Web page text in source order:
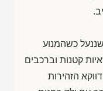
כשהמנוע
קטנות וברכבים
הזהירות